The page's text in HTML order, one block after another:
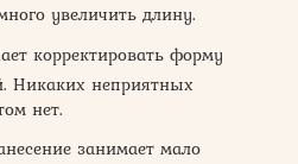
увеличить длину.
корректировать форму
Никаких неприятных
нет.
занимает мало